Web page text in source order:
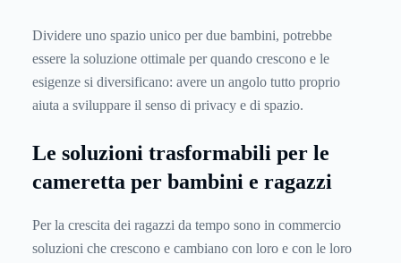
Dividere uno spazio unico per due bambini, potrebbe
essere la soluzione ottimale per quando crescono e le
esigenze si diversificano: avere un angolo tutto proprio
aiuta a sviluppare il senso di privacy e di spazio.
Le soluzioni trasformabili per le
cameretta per bambini e ragazzi
Per la crescita dei ragazzi da tempo sono in commercio
soluzioni che crescono e cambiano con loro e con le loro